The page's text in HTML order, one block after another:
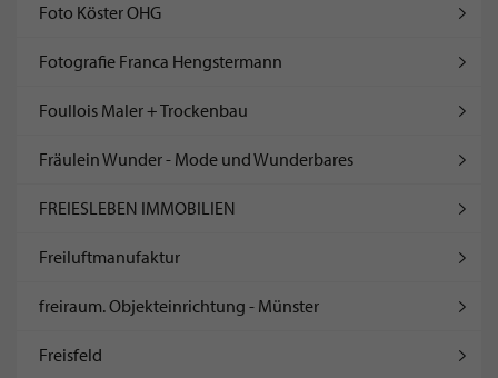
Foto Köster OHG
Fotografie Franca Hengstermann
Foullois Maler + Trockenbau
Fräulein Wunder - Mode und Wunderbares
FREIESLEBEN IMMOBILIEN
Freiluftmanufaktur
freiraum. Objekteinrichtung - Münster
Freisfeld